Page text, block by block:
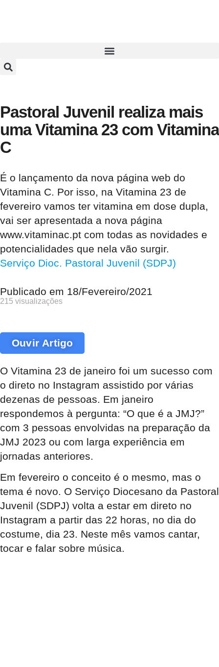
Pastoral Juvenil realiza mais
uma Vitamina 23 com Vitamina
C
É o lançamento da nova página web do
Vitamina C. Por isso, na Vitamina 23 de
fevereiro vamos ter vitamina em dose dupla,
vai ser apresentada a nova página
www.vitaminac.pt com todas as novidades e
potencialidades que nela vão surgir.
Serviço Dioc. Pastoral Juvenil (SDPJ)
Publicado em 18/Fevereiro/2021
215 visualizações
Ouvir Artigo
O Vitamina 23 de janeiro foi um sucesso com
o direto no Instagram assistido por várias
dezenas de pessoas. Em janeiro
respondemos à pergunta: “O que é a JMJ?”
com 3 pessoas envolvidas na preparação da
JMJ 2023 ou com larga experiência em
jornadas anteriores.
Em fevereiro o conceito é o mesmo, mas o
tema é novo. O Serviço Diocesano da Pastoral
Juvenil (SDPJ) volta a estar em direto no
Instagram a partir das 22 horas, no dia do
costume, dia 23. Neste mês vamos cantar,
tocar e falar sobre música.